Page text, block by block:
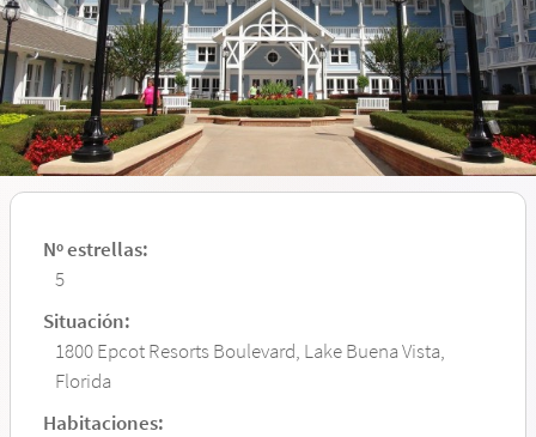
Nº estrellas:
5
Situación:
1800 Epcot Resorts Boulevard, Lake Buena Vista,
Florida
Habitaciones: